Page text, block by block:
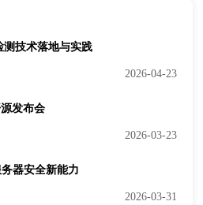
技术落地与实践
2026-04-23
发布会
2026-03-23
器安全新能力
2026-03-31